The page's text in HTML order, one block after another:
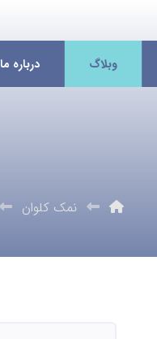
وبلاگ درباره ما
نمک کلوان